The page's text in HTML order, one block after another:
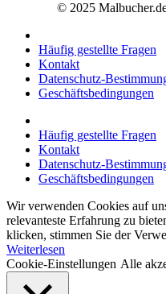
© 2025
Häufig gestellte Fragen
Kontakt
Datenschutz-
Geschäftsbedingungen
Häufig gestellte Fragen
Kontakt
Datenschutz-
Geschäftsbedingungen
Wir verwenden Cookies auf
relevanteste Erfahrung zu
klicken, stimmen Sie der
Weiterlesen
Cookie-Einstellungen Alle